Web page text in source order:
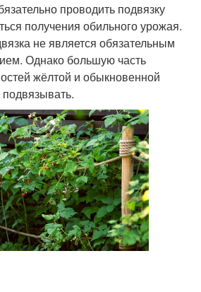
проводить подвязку
получения обильного урожая.
не является обязательным
Однако большую часть
жёлтой и обыкновенной